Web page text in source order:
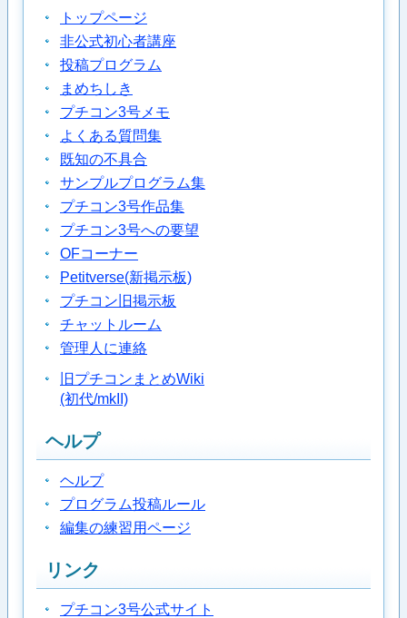
トップページ
非公式初心者講座
投稿プログラム
まめちしき
プチコン3号メモ
よくある質問集
既知の不具合
サンプルプログラム集
プチコン3号作品集
プチコン3号への要望
OFコーナー
Petitverse(新掲示板)
プチコン旧掲示板
チャットルーム
管理人に連絡
旧プチコンまとめWiki
(初代/mkII)
ヘルプ
ヘルプ
プログラム投稿ルール
編集の練習用ページ
リンク
プチコン3号公式サイト